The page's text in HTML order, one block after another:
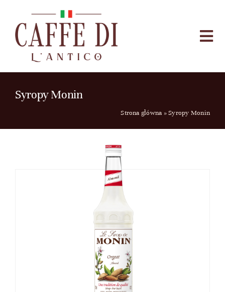
zawartości
HOME
O NAS
BLOG
KOSZYK
Syropy Monin
Strona główna »Syropy Monin